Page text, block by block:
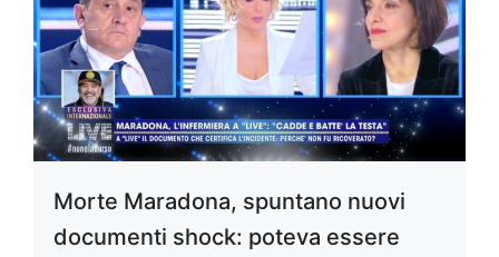
Morte Maradona, spuntano nuovi
documenti shock: poteva essere